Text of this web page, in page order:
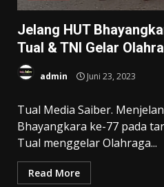
Jelang HUT
Tual & TNI Gelar
admin Juni 23, 2023
Tual Media Saiber.
Bhayangkara ke-77 pada
Tual menggelar Olahraga...
Read More